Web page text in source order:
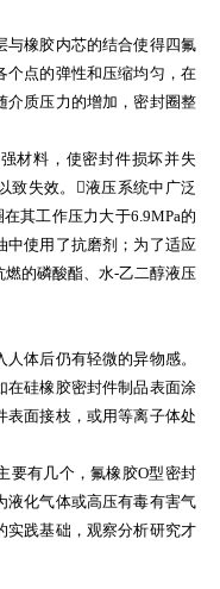
与橡胶内芯的结合使得四氟
个点的弹性和压缩均匀，在
介质压力的增加，密封圈整
材料，使密封件损坏并失
致失效。液压系统中广泛
其工作压力大于6.9MPa的
中使用了抗磨剂；为了适应
的磷酸酯、水-乙二醇液压
体后仍有轻微的异物感。
在硅橡胶密封件制品表面涂
表面接枝，或用等离子体处
要有几个，氟橡胶O型密封
液化气体或高压有毒有害气
实践基础，观察分析研究才